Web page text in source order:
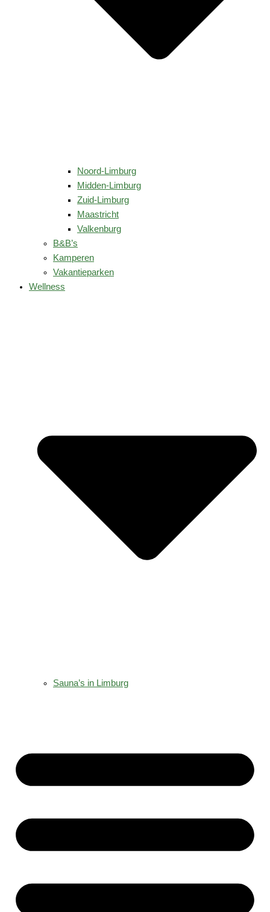
Noord-Limburg
Midden-Limburg
Zuid-Limburg
Maastricht
Valkenburg
B&B’s
Kamperen
Vakantieparken
Wellness
Sauna’s in Limburg